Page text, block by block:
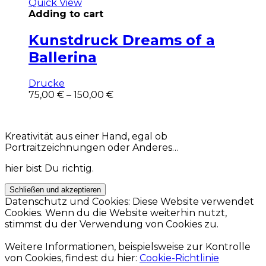
Quick View
Adding to cart
Kunstdruck Dreams of a
Ballerina
Drucke
75,00 € – 150,00 €Dieses
Varianten
auf.
auf
der
Produktseite
gewählt
werden
Kreativität aus einer Hand, egal ob
Portraitzeichnungen oder Anderes…
hier bist Du richtig.
Datenschutz und Cookies: Diese Website verwendet
Cookies. Wenn du die Website weiterhin nutzt,
stimmst du der Verwendung von Cookies zu.
Weitere Informationen, beispielsweise zur Kontrolle
von Cookies, findest du hier: Cookie-Richtlinie